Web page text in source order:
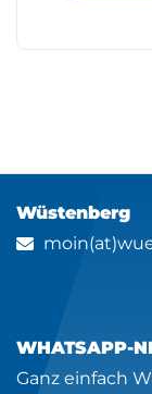
Wüstenberg
WHATSAPP-
Ganz einfach